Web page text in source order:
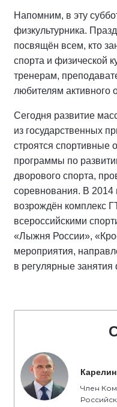
Напомним, в эту
физкультурника.
посвящён всем, кто
спорта и физической
тренерам,
любителям активного
Сегодня развитие
из государственных
строятся спортивные
программы по
дворового спорта,
соревнования. В 2014
возрождён комплекс
всероссийскими
«Лыжня России»,
мероприятия,
в регулярные занятия
Член